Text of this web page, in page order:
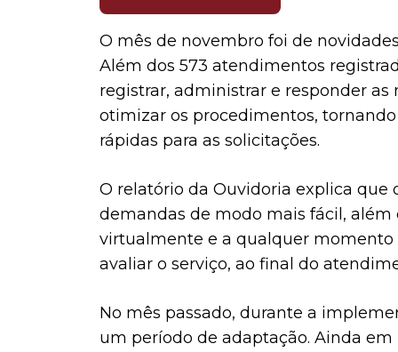
O mês de novembro foi de
Além dos 573 atendimentos
registrar, administrar e responder
otimizar os procedimentos,
rápidas para as solicitações.
O relatório da Ouvidoria explica que
demandas de modo mais fácil,
virtualmente e a qualquer momento
avaliar o serviço, ao final do
No mês passado, durante a
um período de adaptação. Ainda